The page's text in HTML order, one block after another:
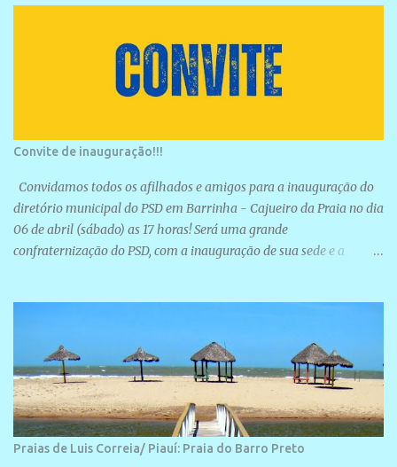
Convite de inauguração!!!
Convidamos todos os afilhados e amigos para a inauguração do
diretório municipal do PSD em Barrinha - Cajueiro da Praia no dia
06 de abril (sábado) as 17 horas! Será uma grande
confraternização do PSD, com a inauguração de sua sede e a
Praias de Luis Correia/ Piauí: Praia do Barro Preto